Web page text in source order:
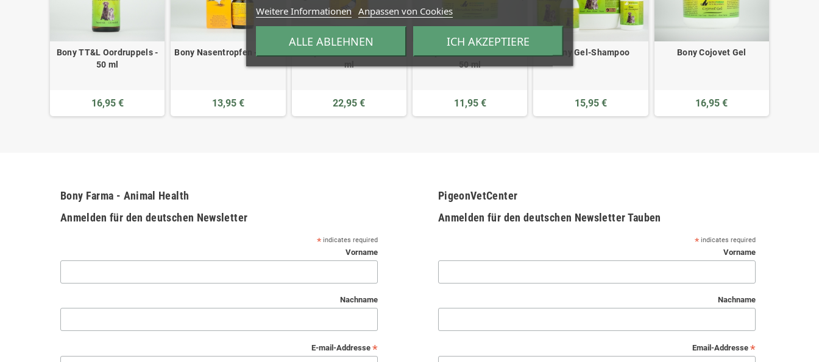
Bony TT&L Oordruppels -
50 ml
16,95 €
Bony Nasentropfen - 20 ml
13,95 €
ml
22,95 €
50 ml
11,95 €
Bony Gel-Shampoo
15,95 €
Bony Cojovet Gel
16,95 €
Bony Farma - Animal Health
Anmelden für den deutschen Newsletter
* indicates required
Vorname
Nachname
E-mail-Addresse*
PigeonVetCenter
Anmelden für den deutschen Newsletter Tauben
* indicates required
Vorname
Nachname
Email-Addresse*
Weitere Informationen Anpassen von Cookies
ALLE ABLEHNEN ICH AKZEPTIERE